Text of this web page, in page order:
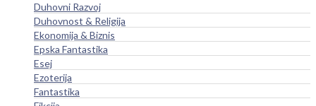
Duhovni Razvoj
Duhovnost & Religija
Ekonomija & Biznis
Epska Fantastika
Esej
Ezoterija
Fantastika